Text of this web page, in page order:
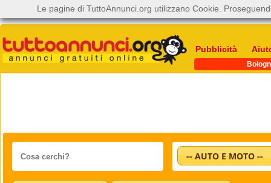
Pubblicità
-- AUTO E MOTO --
Le pagine di TuttoAnnunci.org utilizzano Cookie.